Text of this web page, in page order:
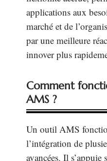
applications aux
marché et de
par une meilleure
innover plus
Comment
AMS ?
Un outil AMS
l’intégration de
avancées. Il s’appuie